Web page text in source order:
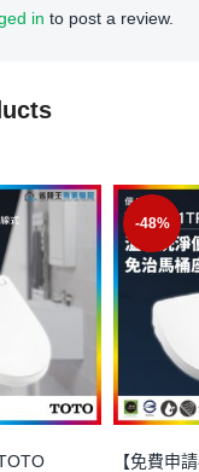
in to post a review.
-48%
【免費申